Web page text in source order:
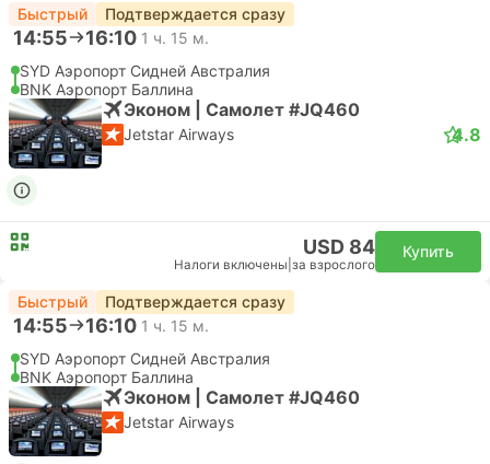
Быстрый Подтверждается сразу
14:55 16:10 1 ч. 15 м.
SYD Аэропорт Сидней Австралия
BNK Аэропорт Баллина
Эконом | Самолет #JQ460
Jetstar Airways 4.8
USD 84
Налоги включены за взрослого
Купить
Быстрый Подтверждается сразу
14:55 16:10 1 ч. 15 м.
SYD Аэропорт Сидней Австралия
BNK Аэропорт Баллина
Эконом | Самолет #JQ460
Jetstar Airways